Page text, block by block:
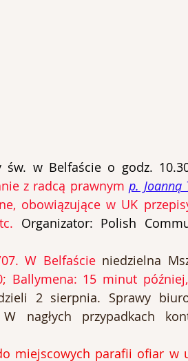
w Belfaście o godz.
z radcą prawnym p. Joanną
obowiązujące w UK
Organizator: Polish
W Belfaście niedzielna
; Ballymena: 15 minut
2 sierpnia. Sprawy
nagłych przypadkach